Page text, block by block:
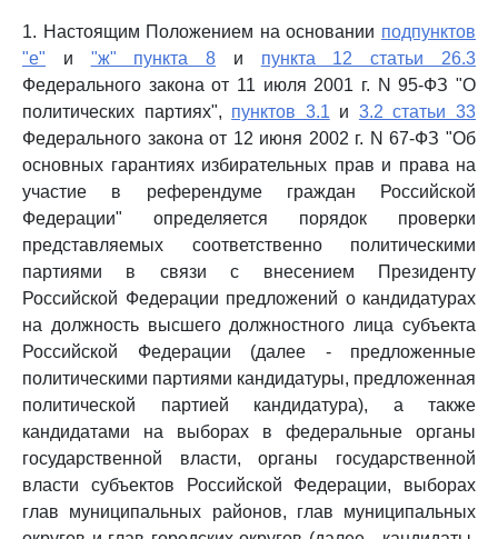
1. Настоящим Положением на основании подпунктов
"е" и "ж" пункта 8 и пункта 12 статьи 26.3
Федерального закона от 11 июля 2001 г. N 95-ФЗ "О
политических партиях", пунктов 3.1 и 3.2 статьи 33
Федерального закона от 12 июня 2002 г. N 67-ФЗ "Об
основных гарантиях избирательных прав и права на
участие в референдуме граждан Российской
Федерации" определяется порядок проверки
представляемых соответственно политическими
партиями в связи с внесением Президенту
Российской Федерации предложений о кандидатурах
на должность высшего должностного лица субъекта
Российской Федерации (далее - предложенные
политическими партиями кандидатуры, предложенная
политической партией кандидатура), а также
кандидатами на выборах в федеральные органы
государственной власти, органы государственной
власти субъектов Российской Федерации, выборах
глав муниципальных районов, глав муниципальных